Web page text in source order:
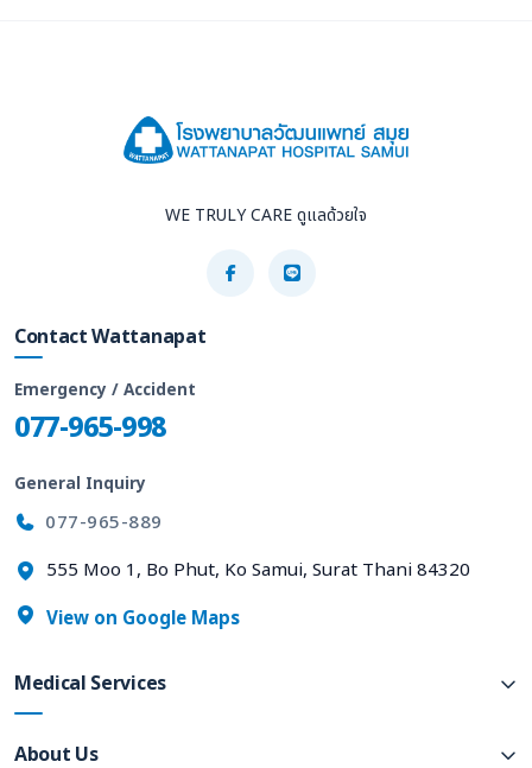
WE TRULY CARE ดูแลด้วยใจ
Contact Wattanapat
Emergency / Accident
077-965-998
General Inquiry
077-965-889
555 Moo 1, Bo Phut, Ko Samui, Surat Thani 84320
View on Google Maps
Medical Services
About Us